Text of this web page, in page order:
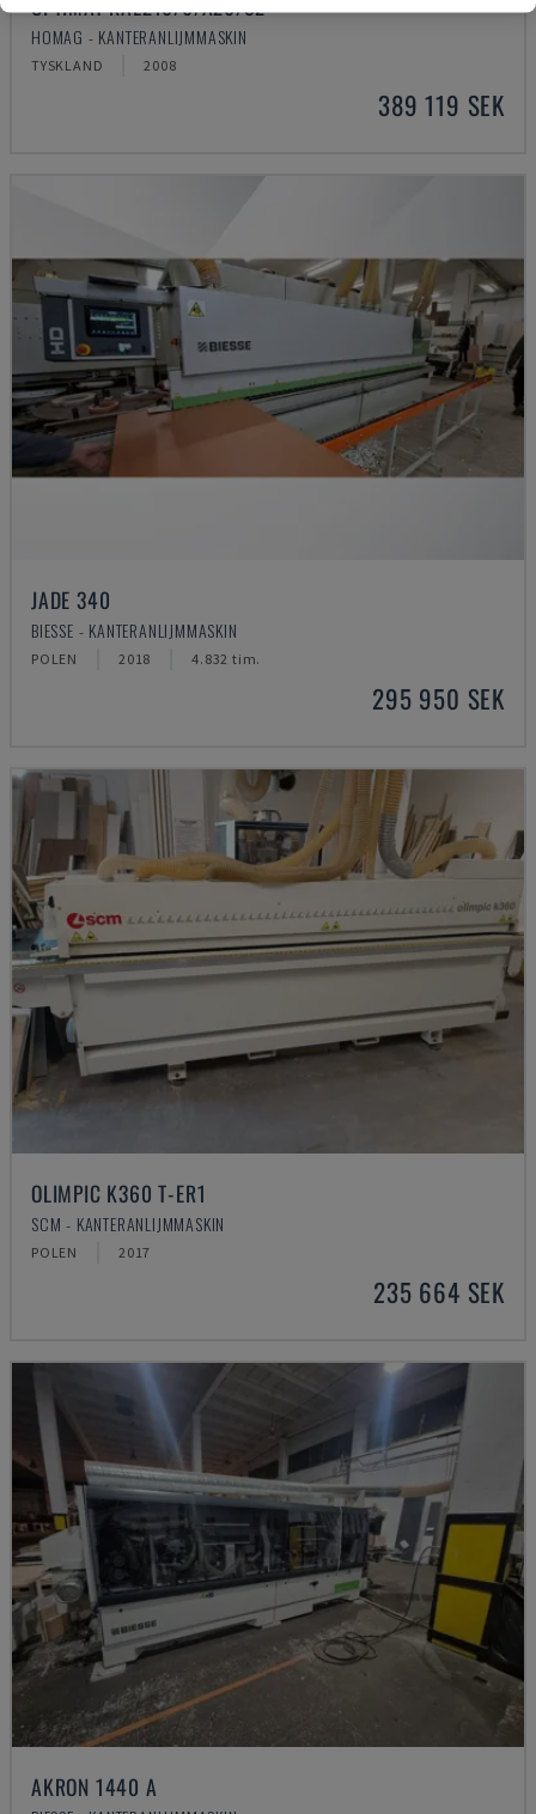
HOMAG - KANTERANLIJMMASKIN
TYSKLAND 2008
389 119 SEK
JADE 340
BIESSE - KANTERANLIJMMASKIN
POLEN 2018 4.832 tim.
295 950 SEK
OLIMPIC K360 T-ER1
SCM - KANTERANLIJMMASKIN
POLEN 2017
235 664 SEK
AKRON 1440 A